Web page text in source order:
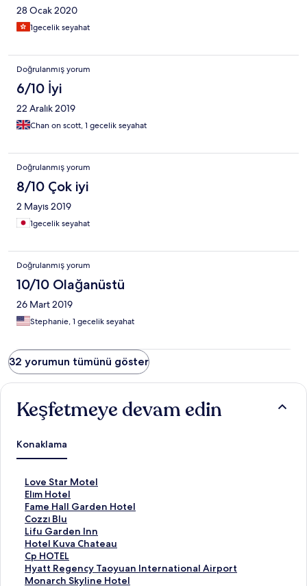
28 Ocak 2020
1gecelik seyahat
Doğrulanmış yorum
6/10 İyi
22 Aralık 2019
Chan on scott, 1 gecelik seyahat
Doğrulanmış yorum
8/10 Çok iyi
2 Mayıs 2019
1gecelik seyahat
Doğrulanmış yorum
10/10 Olağanüstü
26 Mart 2019
Stephanie, 1 gecelik seyahat
32 yorumun tümünü göster
Keşfetmeye devam edin
Konaklama
Love Star Motel
L
o
v
e
S
t
a
r
M
Elım Hotel
E
l
ı
m
H
o
t
e
Fame Hall Garden Hotel
F
a
m
e
H
a
l
Cozzı Blu
C
o
z
z
ı
B
Lifu Garden Inn
L
i
f
u
G
Hotel Kuva Chateau
H
o
t
e
Cp HOTEL
C
p
H
Hyatt Regency Taoyuan International Airport
H
y
Monarch Skyline Hotel
M